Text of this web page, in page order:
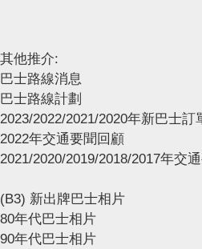
其他推介:
巴士路線消息
巴士路線計劃
2023/2022/2021/2020年新巴士訂
2022年交通要聞回顧
2021/2020/2019/2018/2017年交
(B3) 新出牌巴士相片
80年代巴士相片
90年代巴士相片